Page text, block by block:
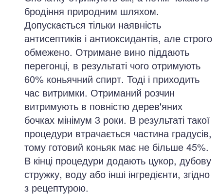
бродіння природним шляхом.
Допускається тільки наявність
антисептиків і антиоксидантів, але строго
обмежено. Отримане вино піддають
перегонці, в результаті чого отримують
60% коньячний спирт. Тоді і приходить
час витримки. Отриманий розчин
витримують в повністю дерев'яних
бочках мінімум 3 роки. В результаті такої
процедури втрачається частина градусів,
тому готовий коньяк має не більше 45%.
В кінці процедури додають цукор, дубову
стружку, воду або інші інгредієнти, згідно
з рецептурою.